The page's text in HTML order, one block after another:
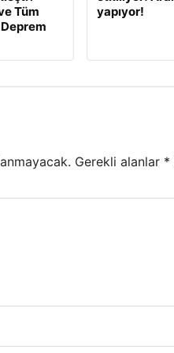
Tüm
Deprem
yapıyor!
Gerekli alanlar *